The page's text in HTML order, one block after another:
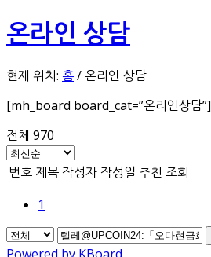
온라인 상담
현재 위치: 홈/ 온라인 상담
[mh_board board_cat=”온라인상담”]
전체 970
번호 제목 작성자 작성일 추천 조회
1